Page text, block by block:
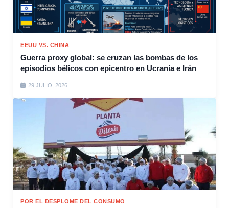
EEUU VS. CHINA
Guerra proxy global: se cruzan las bombas de los
episodios bélicos con epicentro en Ucrania e Irán
29 JULIO, 2026
POR EL DESPLOME DEL CONSUMO